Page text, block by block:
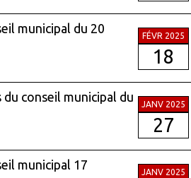
municipal du 20
FÉVR 2025
18
conseil municipal du
JANV 2025
27
municipal 17
JANV 2025